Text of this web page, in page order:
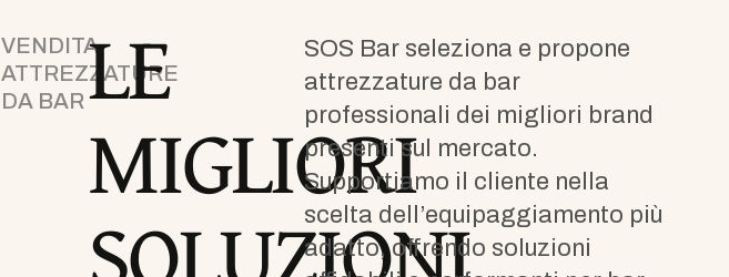
VENDITA
ATTREZZATURE
DA BARLE
MIGLIORI
SOS Bar seleziona e propone
attrezzature da bar
professionali dei migliori brand
presenti sul mercato.
Supportiamo il cliente nella
scelta dell’equipaggiamento più
adatto, offrendo soluzioni